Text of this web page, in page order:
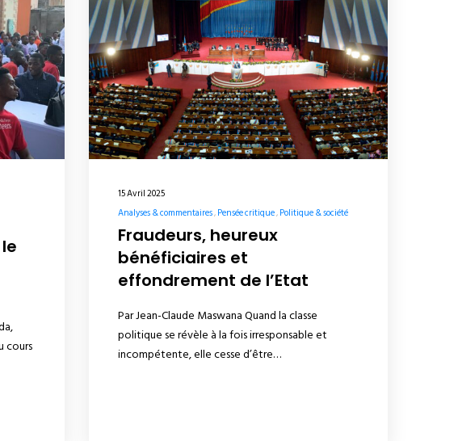
cours
15 Avril 2025
Analyses & commentaires Pensée critique Politique & société
Fraudeurs, heureux
bénéficiaires et
effondrement de l’Etat
Par Jean-Claude Maswana Quand la classe
politique se révèle à la fois irresponsable et
incompétente, elle cesse d’être…